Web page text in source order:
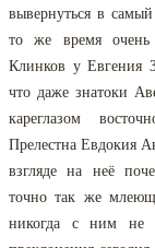
вывернуться в
то же время очень
Клинков у Евгения
что даже знатоки
кареглазом
Прелестна Евдокия
взгляде на неё
точно так же
никогда с ним не